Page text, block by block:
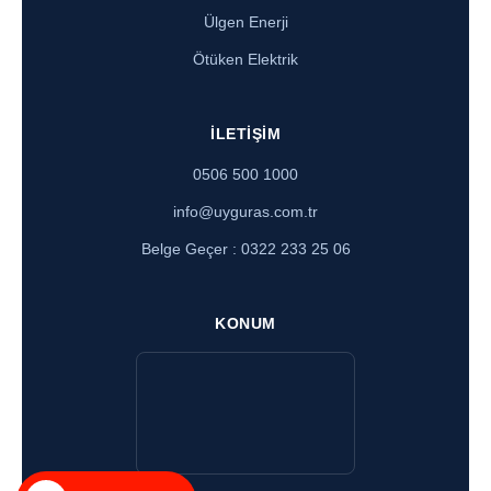
Ülgen Enerji
Ötüken Elektrik
İLETIŞIM
0506 500 1000
info@uyguras.com.tr
Belge Geçer : 0322 233 25 06
KONUM